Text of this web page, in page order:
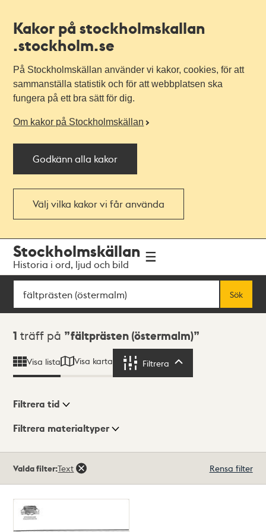
Kakor på stockholmskallan
.stockholm.se
På Stockholmskällan använder vi kakor, cookies, för att
sammanställa statistik och för att webbplatsen ska
fungera på ett bra sätt för dig.
Om kakor på Stockholmskällan
Godkänn alla kakor
Välj vilka kakor vi får använda
navigationen
huvudinnehållet
Stockholmskällan
Historia i ord, ljud och bild
Sök
Sök
Sökresultat
1 träff på fältprästen (östermalm)
Visa lista Visa karta Filtrera
Visningsläge
Filtrera tid
Filtrera materialtyper
träffar
Valda filter:Text Rensa filter